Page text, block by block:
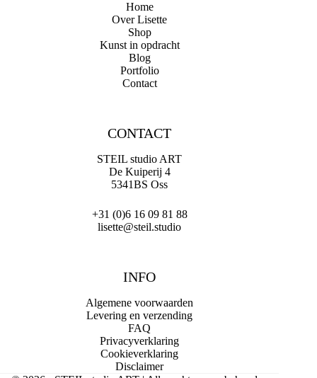
Home
Over Lisette
Shop
Kunst in opdracht
Blog
Portfolio
Contact
CONTACT
STEIL studio ART
De Kuiperij 4
5341BS Oss
+31 (0)6 16 09 81 88
lisette@steil.studio
INFO
Algemene voorwaarden
Levering en verzending
FAQ
Privacyverklaring
Cookieverklaring
Disclaimer